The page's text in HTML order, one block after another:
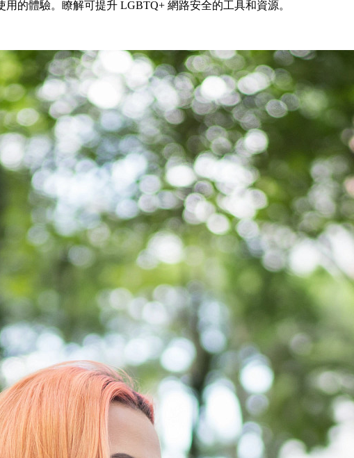
的體驗。瞭解可提升 LGBTQ+ 網路安全的工具和資源。